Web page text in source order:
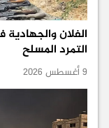
الفلان
التمرد المسلح
9 أغسطس 2026